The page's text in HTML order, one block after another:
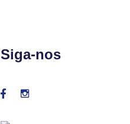
Siga-nos